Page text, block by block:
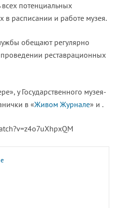
потенциальных
в расписании и работе музея.
обещают регулярно
реставрационных
у Государственного музея-
в «Живом Журнале» и .